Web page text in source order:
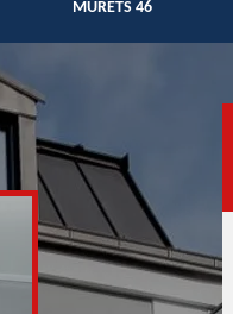
MURETS 46
Peinture volets
persiennes 46